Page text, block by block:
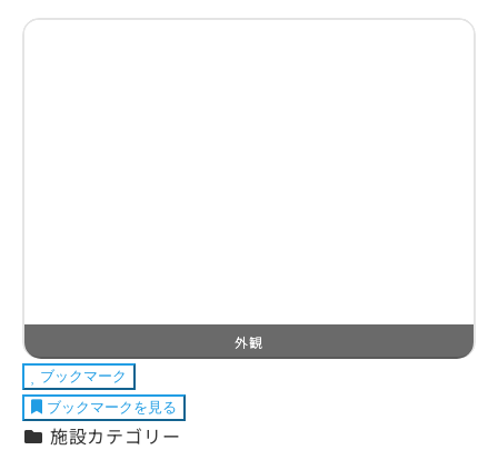
外観
ブックマーク
ブックマークを見る
施設カテゴリー